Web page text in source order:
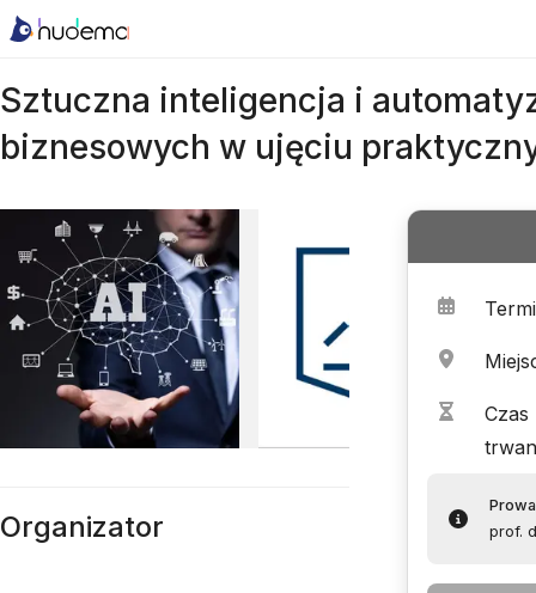
Sztuczna inteligencja i
biznesowych w ujęciu
Czas
prof.
Organizator